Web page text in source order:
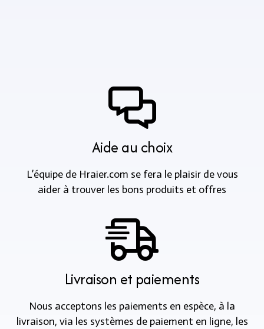
Aide au choix
L’équipe de Hraier.com se fera le plaisir de vous
aider à trouver les bons produits et offres
Livraison et paiements
Nous acceptons les paiements en espèce, à la
livraison, via les systèmes de paiement en ligne, les